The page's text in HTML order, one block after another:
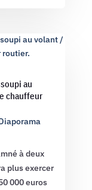
au
chauffeur
à deux
plus exercer
000 euros